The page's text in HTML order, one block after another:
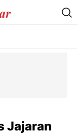
Jajaran